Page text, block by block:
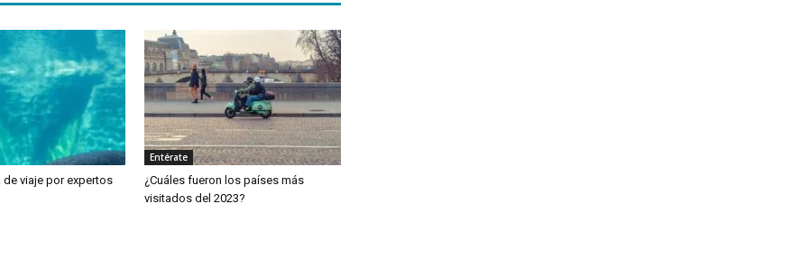
de viaje por expertos
Entérate
¿Cuáles fueron los países más
visitados del 2023?